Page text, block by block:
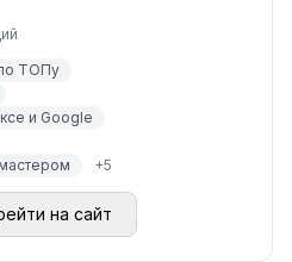
по ТОПу
и Google
+5
на сайт